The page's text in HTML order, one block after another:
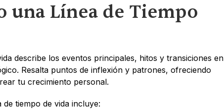
una Línea de Tiempo
describe los eventos principales, hitos y transiciones en
Resalta puntos de inflexión y patrones, ofreciendo
tu crecimiento personal.
tiempo de vida incluye: